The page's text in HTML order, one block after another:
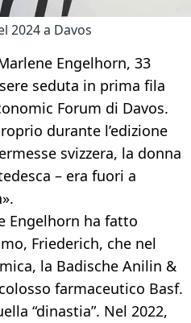
2024 a Davos
Engelhorn, 33
seduta in prima fila
Forum di Davos.
durante l’edizione
svizzera, la donna
– era fuori a
Engelhorn ha fatto
Friederich, che nel
la Badische Anilin &
farmaceutico Basf.
“dinastia”. Nel 2022,